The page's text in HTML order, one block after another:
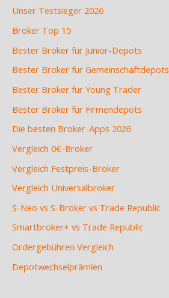
Unser Testsieger 2026
Broker Top 15
Bester Broker für Junior-Depots
Bester Broker für Gemeinschaftdepots
Bester Broker für Young Trader
Bester Broker für Firmendepots
Die besten Broker-Apps 2026
Vergleich 0€-Broker
Vergleich Festpreis-Broker
Vergleich Universalbroker
S-Neo vs S-Broker vs Trade Republic
Smartbroker+ vs Trade Republic
Ordergebühren Vergleich
Depotwechselprämien